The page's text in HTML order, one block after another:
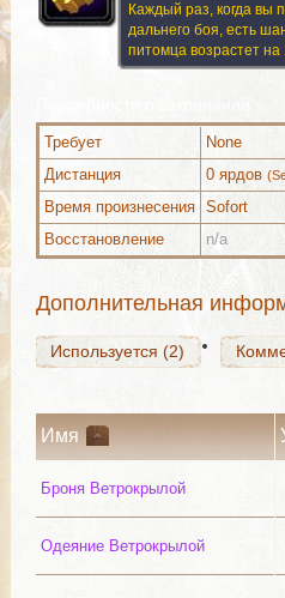
Каждый раз, когда вы
дальнего боя, есть
питомца возрастет на
Требует
None
Дистанция
0 ярдов
Время произнесения Sofort
Восстановление
n/a
Дополнительная
Используется (2)
Используется (2)
Используется (2)
Имя
Броня Ветрокрылой
Одеяние Ветрокрылой